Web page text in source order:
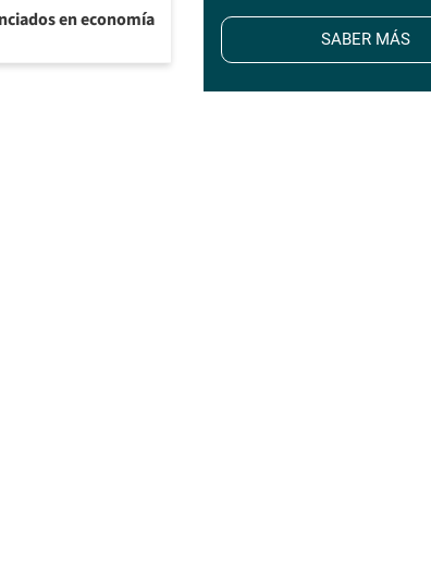
en economía
SABER MÁS